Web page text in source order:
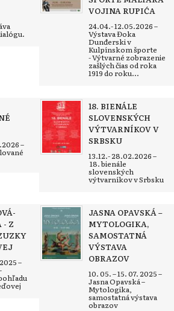
VOJINA RUPIĆA
24.04.- 12.05.2026 –
Výstava Đoka
Dunđerski v
Kulpínskom športe
- Výtvarné zobrazenie
zašlých čias od roka
1919 do roku...
–
18. BIENÁLE
SLOVENSKÝCH
VÝTVARNÍKOV V
SRBSKU
13.12.- 28.02.2026 –
18. bienále
slovenských
výtvarníkov v Srbsku
- Z
–
JASNA OPAVSKÁ –
MYTOLOGIKA,
SAMOSTATNÁ
VÝSTAVA
OBRAZOV
10. 05. – 15. 07. 2025 –
Jasna Opavská –
Mytologika,
samostatná výstava
obrazov